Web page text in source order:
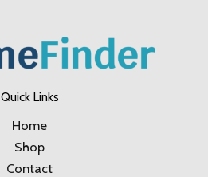
Quick Links
Home
Shop
Contact